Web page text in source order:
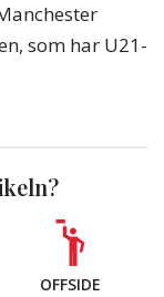
som har U21-
OFFSIDE